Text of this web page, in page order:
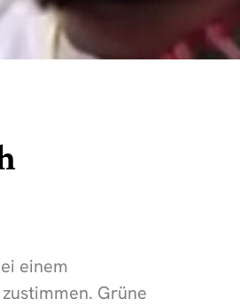
einem
Grüne